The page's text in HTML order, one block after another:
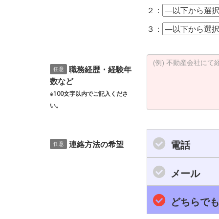
２：
３：
任意
職務経歴・経験年
数など
※100文字以内でご記入くださ
い。
任意 連絡方法の希望 電話
メール
どちらで